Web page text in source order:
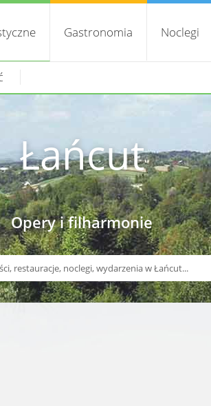
Gastronomia Noclegi
Łańcut
Opery i filharmonie